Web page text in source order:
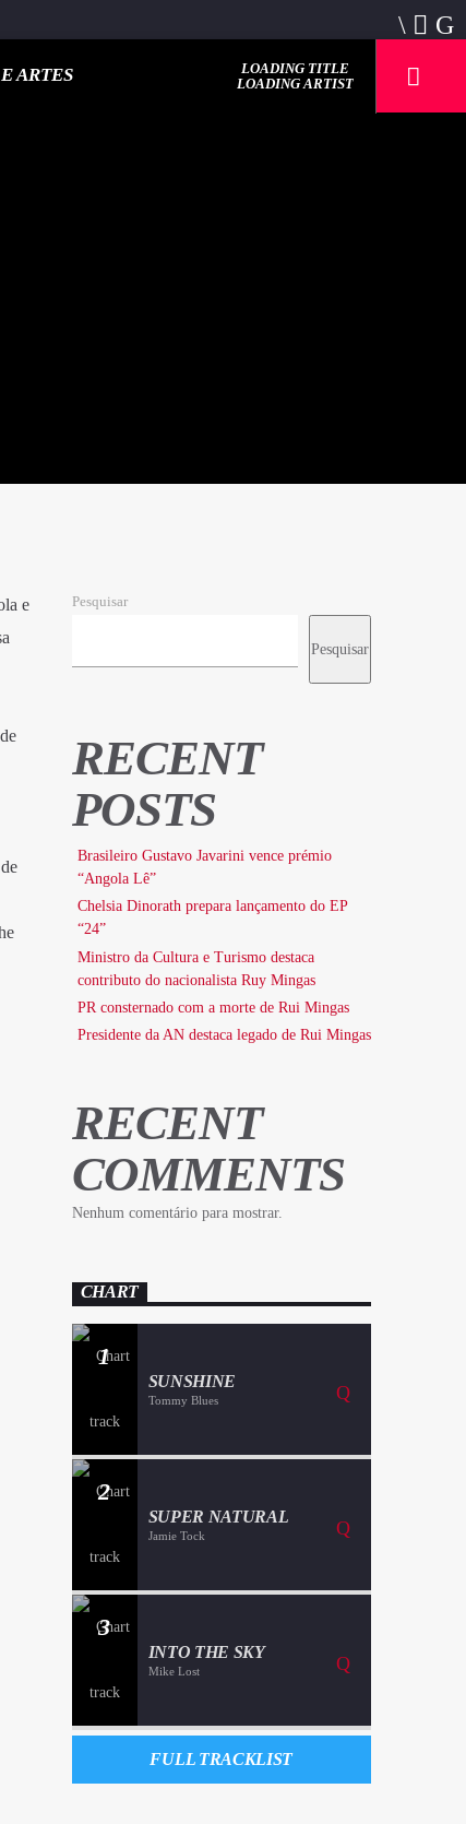
ARTES
LOADING TITLE
LOADING ARTIST
e
Pesquisar
Pesquisar
RECENT
POSTS
Brasileiro Gustavo Javarini vence prémio
“Angola Lê”
Chelsia Dinorath prepara lançamento do EP
“24”
Ministro da Cultura e Turismo destaca
contributo do nacionalista Ruy Mingas
PR consternado com a morte de Rui Mingas
Presidente da AN destaca legado de Rui Mingas
RECENT
COMMENTS
Nenhum comentário para mostrar.
CHART
1
SUNSHINE
Tommy Blues
2
SUPER NATURAL
Jamie Tock
3
INTO THE SKY
Mike Lost
FULL TRACKLIST